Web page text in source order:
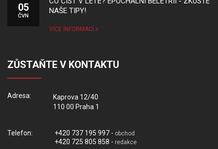
05
ČVN
NAŠE TIPY!
VÍCE INFORMACÍ
ZŮSTAŇTE V KONTAKTU
Adresa:
Kaprova 12/40
110 00 Praha 1
Telefon: +420 737 195 997 - obchod
+420 725 805 858 - redakce